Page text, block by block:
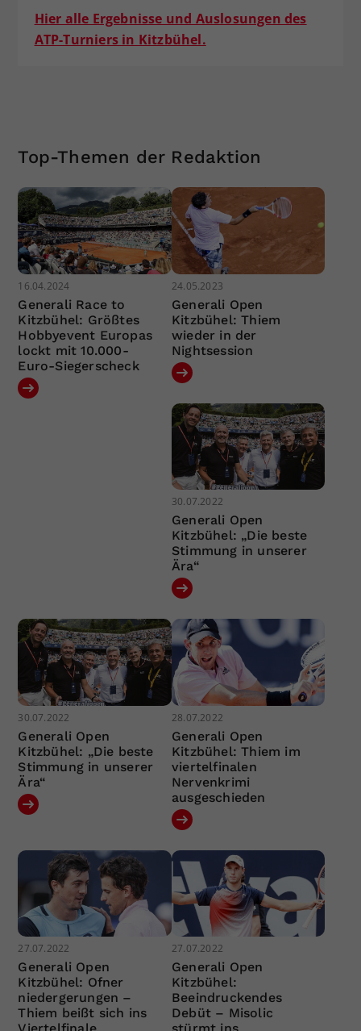
Hier alle Ergebnisse und Auslosungen des
ATP-Turniers in Kitzbühel.
Top-Themen der Redaktion
16.04.2024
Generali Race to
Kitzbühel: Größtes
Hobbyevent Europas
lockt mit 10.000-
Euro-Siegerscheck
24.05.2023
Generali Open
Kitzbühel: Thiem
wieder in der
Nightsession
30.07.2022
Generali Open
Kitzbühel: „Die beste
Stimmung in unserer
Ära“
30.07.2022
Generali Open
Kitzbühel: „Die beste
Stimmung in unserer
Ära“
28.07.2022
Generali Open
Kitzbühel: Thiem im
viertelfinalen
Nervenkrimi
ausgeschieden
27.07.2022
Generali Open
Kitzbühel: Ofner
niedergerungen –
Thiem beißt sich ins
27.07.2022
Generali Open
Kitzbühel:
Beeindruckendes
Debüt – Misolic